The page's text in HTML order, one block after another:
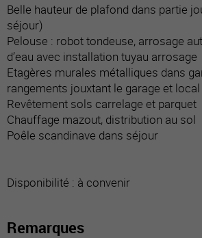
Belle hauteur de plafond dans partie
séjour)
Pelouse : robot tondeuse, arrosage
d’eau avec installation tuyau arrosage
Etagères murales métalliques dans
rangements jouxtant le garage et
Revêtement sols carrelage et parquet
Chauffage mazout, distribution au sol
Poêle scandinave dans séjour
Disponibilité : à convenir
Remarques